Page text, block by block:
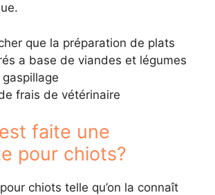
que la préparation de plats
a base de viandes et légumes
frais de vétérinaire
faite une
pour chiots?
chiots telle qu’on la connaît